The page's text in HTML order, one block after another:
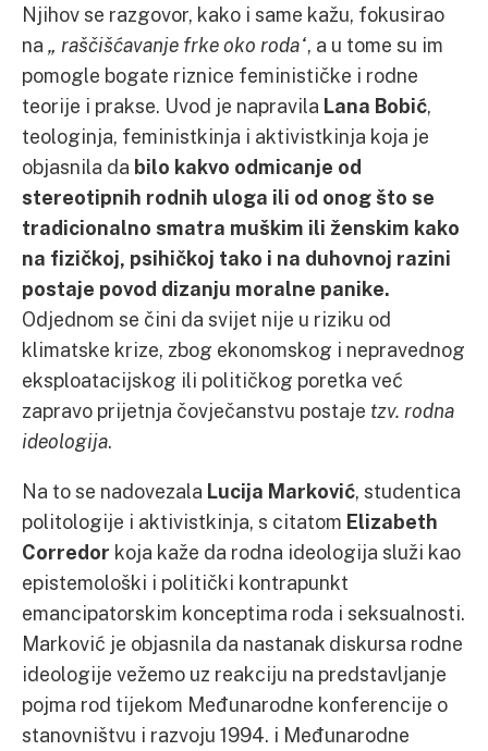
Njihov se razgovor, kako i same kažu, fokusirao
na „ raščišćavanje frke oko roda“, a u tome su im
pomogle bogate riznice feminističke i rodne
teorije i prakse. Uvod je napravila Lana Bobić,
teologinja, feministkinja i aktivistkinja koja je
objasnila da bilo kakvo odmicanje od
stereotipnih rodnih uloga ili od onog što se
tradicionalno smatra muškim ili ženskim kako
na fizičkoj, psihičkoj tako i na duhovnoj razini
postaje povod dizanju moralne panike.
Odjednom se čini da svijet nije u riziku od
klimatske krize, zbog ekonomskog i nepravednog
eksploatacijskog ili političkog poretka već
zapravo prijetnja čovječanstvu postaje tzv. rodna
ideologija.
Na to se nadovezala Lucija Marković, studentica
politologije i aktivistkinja, s citatom Elizabeth
Corredor koja kaže da rodna ideologija služi kao
epistemološki i politički kontrapunkt
emancipatorskim konceptima roda i seksualnosti.
Marković je objasnila da nastanak diskursa rodne
ideologije vežemo uz reakciju na predstavljanje
pojma rod tijekom Međunarodne konferencije o
stanovništvu i razvoju 1994. i Međunarodne